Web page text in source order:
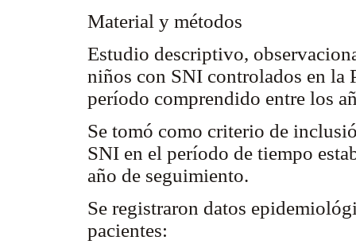
Material y métodos
Estudio descriptivo,
niños con SNI controlados en
período comprendido entre los
Se tomó como criterio de
SNI en el período de tiempo
año de seguimiento.
Se registraron datos
pacientes: